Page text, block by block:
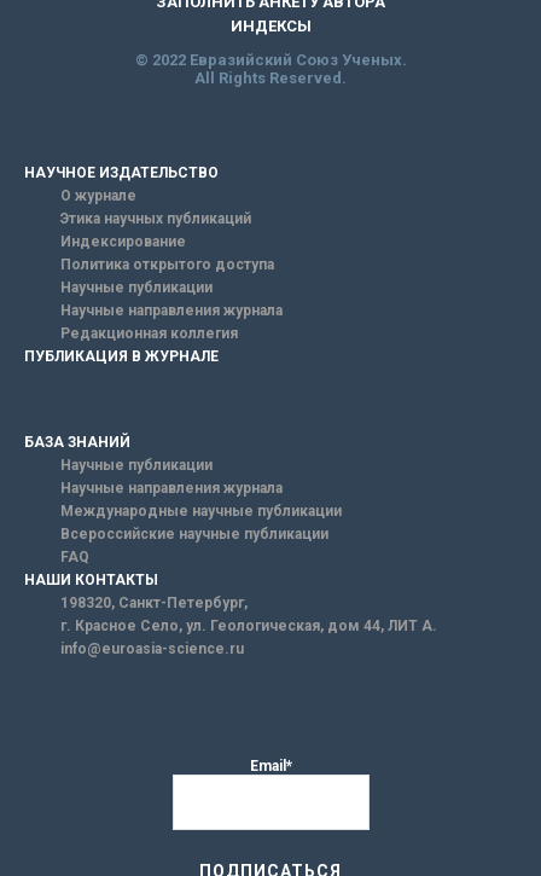
ИНДЕКСЫ
© 2022 Евразийский Союз Ученых.
All Rights Reserved.
НАУЧНОЕ ИЗДАТЕЛЬСТВО
О журнале
Этика научных публикаций
Индексирование
Политика открытого доступа
Научные публикации
Научные направления журнала
Редакционная коллегия
ПУБЛИКАЦИЯ В ЖУРНАЛЕ
БАЗА ЗНАНИЙ
Научные публикации
Научные направления журнала
Международные научные публикации
Всероссийские научные публикации
FAQ
НАШИ КОНТАКТЫ
198320, Санкт-Петербург,
г. Красное Село, ул. Геологическая, дом 44, ЛИТ А.
info@euroasia-science.ru
Email*